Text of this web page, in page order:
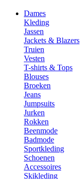
Dames
Kleding
Jassen
Jackets & Blazers
Truien
Vesten
T-shirts & Tops
Blouses
Broeken
Jeans
Jumpsuits
Jurken
Rokken
Beenmode
Badmode
Sportkleding
Schoenen
Accessoires
Skikleding